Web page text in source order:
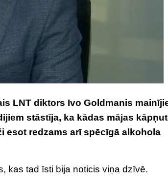
LNT diktors Ivo Goldmanis
stāstīja, ka kādas mājas
esot redzams arī spēcīgā alkohola
kas tad īsti bija noticis viņa dzīvē.